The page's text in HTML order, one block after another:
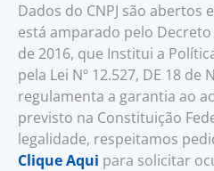
Dados do CNPJ são abertos
está amparado pelo Decreto
de 2016, que Institui a
pela Lei Nº 12.527, DE 18
regulamenta a garantia ao
previsto na Constituição
legalidade, respeitamos
Clique Aqui para solicitar